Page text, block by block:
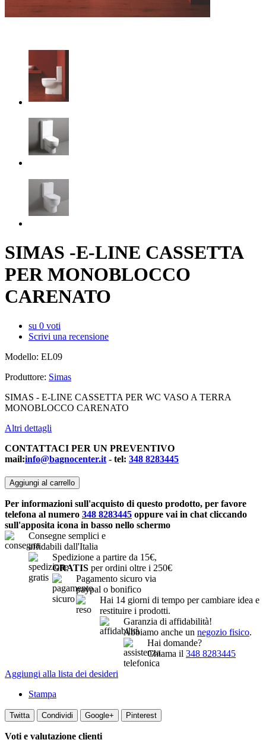
SIMAS -E-LINE CASSETTA
PER MONOBLOCCO
CARENATO
su 0 voti
Scrivi una recensione
Modello: EL09
Produttore: Simas
SIMAS - E-LINE CASSETTA PER WC VASO A TERRA
MONOBLOCCO CARENATO
Altri dettagli
CONTATTACI PER UN PREVENTIVO
mail:info@bagnocenter.it - tel: 348 8283445
Aggiungi al carrello
Per informazioni sull'acquisto di questo prodotto, per favore
telefona al numero 348 8283445 oppure vai in chat cliccando
sull'apposita icona in basso nello schermo
Consegne semplici e
affidabili dall'Italia
Spedizione a partire da 15€,
GRATIS per ordini oltre i 250€
Pagamento sicuro via
paypal o bonifico
Hai 14 giorni di tempo per cambiare idea e
restituire i prodotti.
Garanzia di affidabilità!
Abbiamo anche un negozio fisico.
Hai domande?
Chiama il 348 8283445
Aggiungi alla lista dei desideri
Stampa
Twitta Condividi Google+ Pinterest
Voti e valutazione clienti